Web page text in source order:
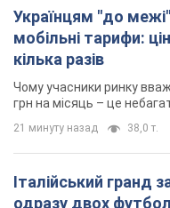
Українцям "до
мобільні тарифи:
кілька разів
Чому учасники ринку
грн на місяць – це
21 минуту назад 38,0 т.
Італійський гранд
одразу двох